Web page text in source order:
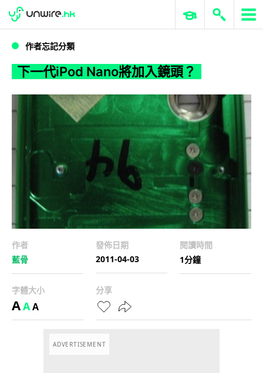
下一代iPod Nano將加入鏡頭？
WWDC 2026 ERP 與商業 AI
作者忘記分類
下一代iPod Nano將加入鏡頭？
作者
藍骨
發佈日期
2011-04-03
閱讀時間
1分鐘
字體大小
AAA
分享
ADVERTISEMENT